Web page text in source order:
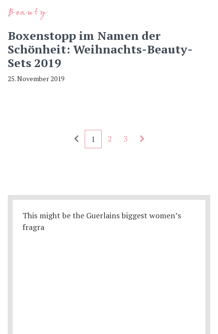
Beauty
Boxenstopp im Namen der
Schönheit: Weihnachts-Beauty-
Sets 2019
25. November 2019
Seitennummerierung - rückwärts
1 2 3
This might be the Guerlains biggest women’s
fragra